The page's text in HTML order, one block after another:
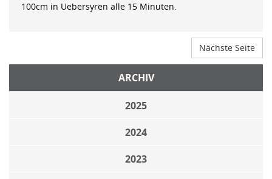
100cm in Uebersyren alle 15 Minuten.
Nächste Seite
ARCHIV
2025
2024
2023